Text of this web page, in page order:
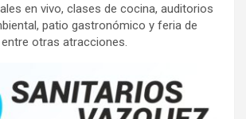
en vivo, clases de cocina, auditorios
patio gastronómico y feria de
otras atracciones.